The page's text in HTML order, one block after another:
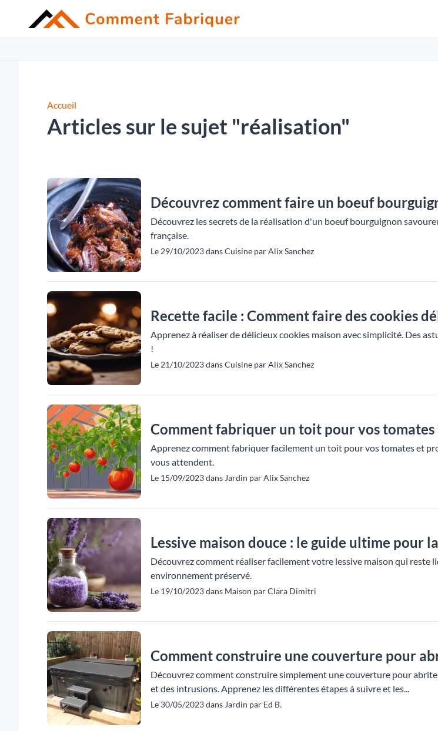
Accueil
Articles sur le sujet "réalisation"
Découvrez comment faire un boeuf
Découvrez les secrets de la réalisation d'un boeuf bourguignon
française.
Le 29/10/2023 dans Cuisine par Alix Sanchez
Recette facile : Comment faire des cookies
Apprenez à réaliser de délicieux cookies maison avec simplicité. Des
!
Le 21/10/2023 dans Cuisine par Alix Sanchez
Comment fabriquer un toit pour vos tomates
Apprenez comment fabriquer facilement un toit pour vos tomates et
vous attendent.
Le 15/09/2023 dans Jardin par Alix Sanchez
Lessive maison douce : le guide ultime pour
Découvrez comment réaliser facilement votre lessive maison qui reste
environnement préservé.
Le 19/10/2023 dans Maison par Clara Dimitri
Comment construire une couverture pour
Découvrez comment construire simplement une couverture pour
et des intrusions. Apprenez les différentes étapes à suivre et les...
Le 30/05/2023 dans Jardin par Ed B.